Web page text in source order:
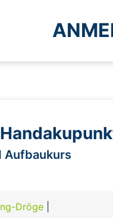
Aufbaukurs
Dröge